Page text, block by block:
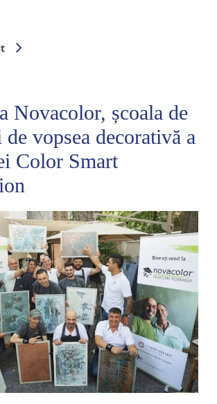
Novacolor, școala de
vopsea decorativă a
Color Smart